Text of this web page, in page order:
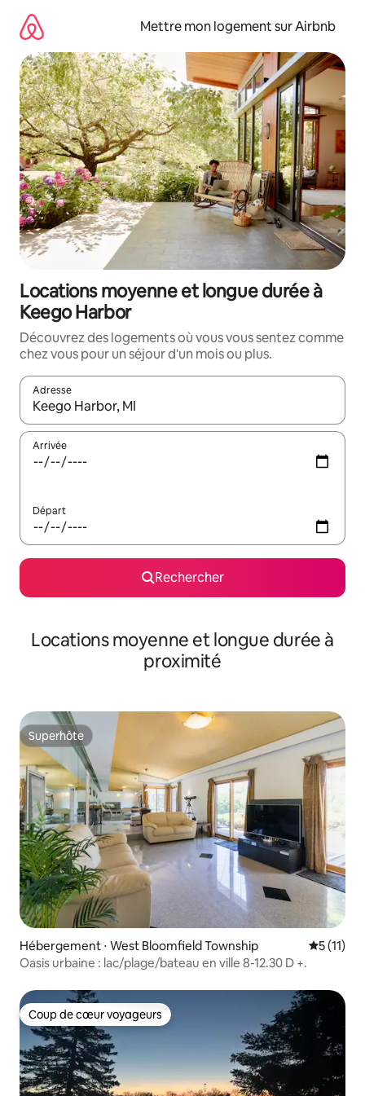
directement
contenu
Mettre mon logement sur Airbnb
Locations moyenne et longue durée à
Keego Harbor
Découvrez des logements où vous vous sentez comme
chez vous pour un séjour d'un mois ou plus.
Adresse
Lorsque les résultats s'affichent, utilisez les flèches vers le
Arrivée
Départ
Rechercher
Locations moyenne et longue durée à
proximité
Superhôte
Superhôte
Hébergement ⋅ West Bloomfield Township
5 (11)
Oasis urbaine : lac/plage/bateau en ville 8-12.30 D +.
Coup de cœur voyageurs
Coup de cœur voyageurs